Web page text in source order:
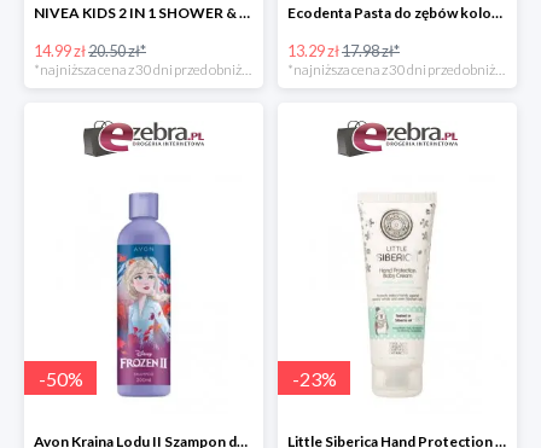
NIVEA KIDS 2 IN 1 SHOWER & SZAMPOO ŻEL DO MYCIA CIAŁA I WŁOSÓW
14.99 zł20.50 zł*
*najniższa cena z 30 dni przed obniżką
Ecodenta Pasta do zębów kolorowa niespodzianka
13.29 zł17.98 zł*
*najniższa cena z 30 dni przed obniżką
-50%
Avon Kraina Lodu II Szampon do włosów dla dzieci
-23%
Little Siberica Hand Protection Baby Cream Natura Siberica ochronny krem do rąk dla dziec